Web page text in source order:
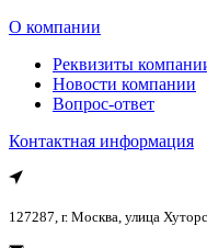
О компании
Реквизиты
Новости компании
Вопрос-ответ
Контактная информация
127287, г. Москва, улица